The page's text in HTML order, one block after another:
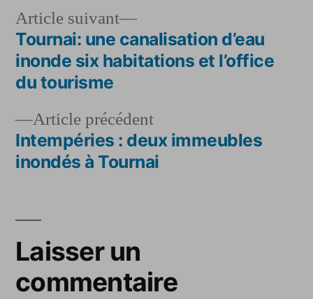
Navigation
de
l’article
Article précédentArticle
précédent :
Intempéries : deux immeubles
inondés à Tournai
Article suivant
Article
suivant :
Tournai: une canalisation d’eau
inonde six habitations et l’office
du tourisme
Laisser un
commentaire